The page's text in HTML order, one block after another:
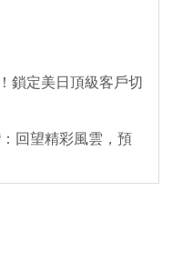
鎖定美日頂級客戶切
回望精彩風雲，預